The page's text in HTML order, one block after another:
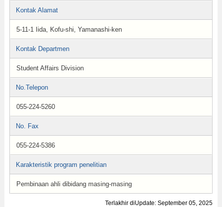
Kontak Alamat
5-11-1 Iida, Kofu-shi, Yamanashi-ken
Kontak Departmen
Student Affairs Division
No.Telepon
055-224-5260
No. Fax
055-224-5386
Karakteristik program penelitian
Pembinaan ahli dibidang masing-masing
Terlakhir diUpdate: September 05, 2025